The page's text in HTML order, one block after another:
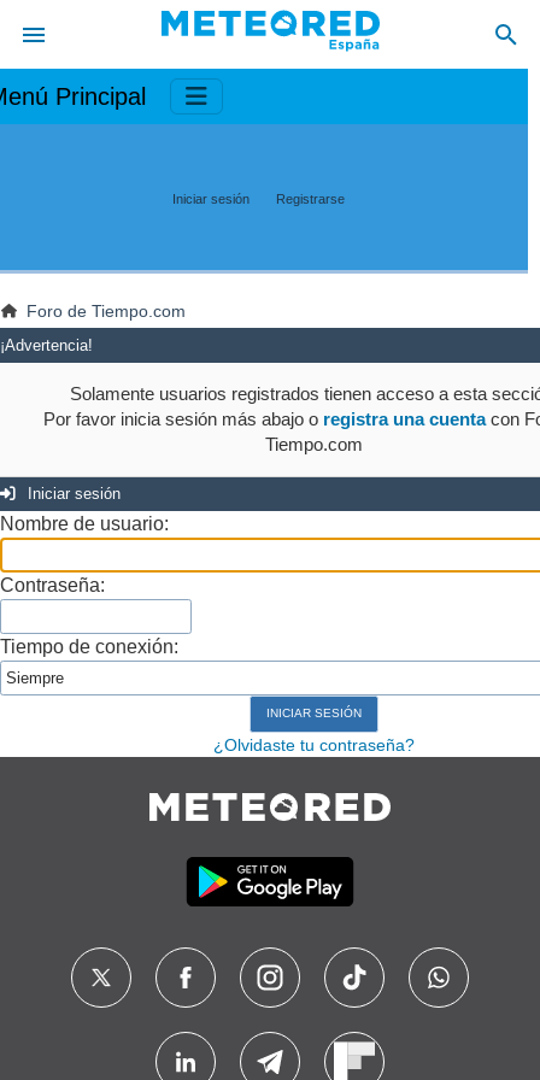
Principal
Iniciar sesión Registrarse
Foro de Tiempo.com
¡Advertencia!
Solamente usuarios registrados tienen acceso a esta
Por favor inicia sesión más abajo o registra una cuentacon
Tiempo.com
Iniciar sesión
Nombre de usuario:
Contraseña:
Tiempo de conexión:
¿Olvidaste tu contraseña?